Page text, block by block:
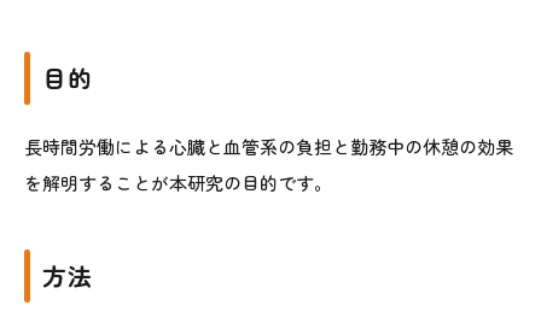
目的
長時間労働による心臓と血管系の負担と勤務中の休憩の効果
を解明することが本研究の目的です。
方法